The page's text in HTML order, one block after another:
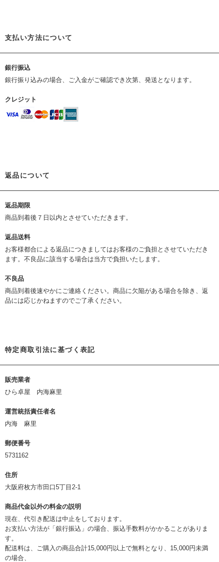
支払い方法について
銀行振込
銀行振り込みの場合、ご入金がご確認でき次第、発送となります。
クレジット
返品について
返品期限
商品到着後７日以内とさせていただきます。
返品送料
お客様都合による返品につきましてはお客様のご負担とさせていただき
ます。不良品に該当する場合は当方で負担いたします。
不良品
商品到着後速やかにご連絡ください。商品に欠陥がある場合を除き、返
品には応じかねますのでご了承ください。
特定商取引法に基づく表記
販売業者
ひら卓屋 内海麻里
運営統括責任者名
内海 麻里
郵便番号
5731162
住所
大阪府枚方市田口5丁目2-1
商品代金以外の料金の説明
現在、代引き配送は中止をしております。
お支払い方法が「銀行振込」の場合、振込手数料がかかることがありま
す。
配送料は、ご購入の商品合計15,000円以上で無料となり、15,000円未満
の場合、